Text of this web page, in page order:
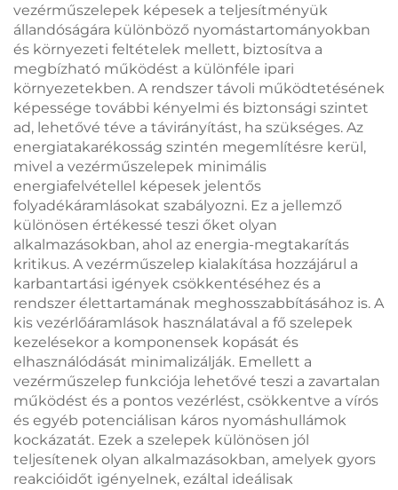
vezérműszelepek képesek a teljesítményük
állandóságára különböző nyomástartományokban
és környezeti feltételek mellett, biztosítva a
megbízható működést a különféle ipari
környezetekben. A rendszer távoli működtetésének
képessége további kényelmi és biztonsági szintet
ad, lehetővé téve a távirányítást, ha szükséges. Az
energiatakarékosság szintén megemlítésre kerül,
mivel a vezérműszelepek minimális
energiafelvétellel képesek jelentős
folyadékáramlásokat szabályozni. Ez a jellemző
különösen értékessé teszi őket olyan
alkalmazásokban, ahol az energia-megtakarítás
kritikus. A vezérműszelep kialakítása hozzájárul a
karbantartási igények csökkentéséhez és a
rendszer élettartamának meghosszabbításához is. A
kis vezérlőáramlások használatával a fő szelepek
kezelésekor a komponensek kopását és
elhasználódását minimalizálják. Emellett a
vezérműszelep funkciója lehetővé teszi a zavartalan
működést és a pontos vezérlést, csökkentve a vírós
és egyéb potenciálisan káros nyomáshullámok
kockázatát. Ezek a szelepek különösen jól
teljesítenek olyan alkalmazásokban, amelyek gyors
reakcióidőt igényelnek, ezáltal ideálisak